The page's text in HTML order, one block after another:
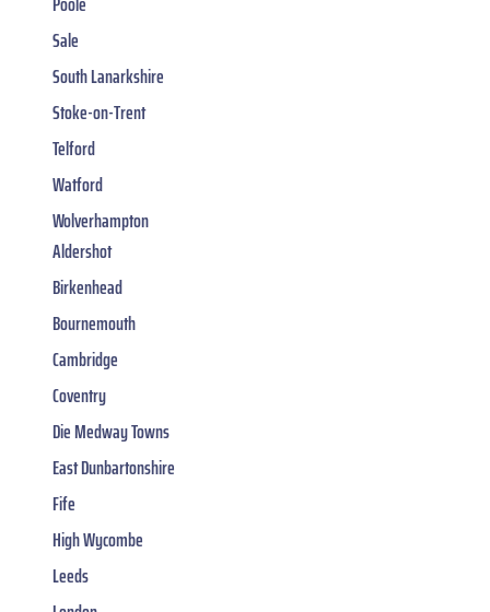
Sale
South Lanarkshire
Stoke-on-Trent
Telford
Watford
Wolverhampton
Aldershot
Birkenhead
Bournemouth
Cambridge
Coventry
Die Medway Towns
East Dunbartonshire
Fife
High Wycombe
Leeds